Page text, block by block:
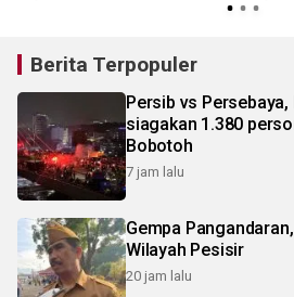
Berita Terpopuler
Persib vs
siagakan 1.380
Bobotoh
7 jam lalu
Gempa
Wilayah Pesisir
20 jam lalu